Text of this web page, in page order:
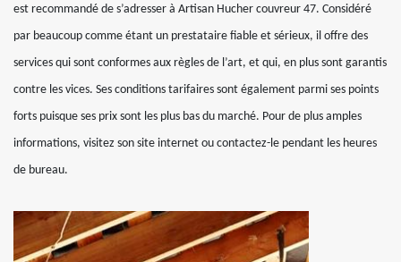
est recommandé de s’adresser à Artisan Hucher couvreur 47. Considéré
par beaucoup comme étant un prestataire fiable et sérieux, il offre des
services qui sont conformes aux règles de l’art, et qui, en plus sont garantis
contre les vices. Ses conditions tarifaires sont également parmi ses points
forts puisque ses prix sont les plus bas du marché. Pour de plus amples
informations, visitez son site internet ou contactez-le pendant les heures
de bureau.